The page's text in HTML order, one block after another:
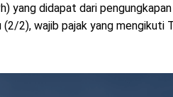
yang didapat dari
(2/2), wajib pajak yang